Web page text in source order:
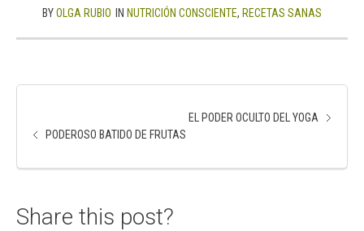
BYOLGA RUBIO IN NUTRICIÓN CONSCIENTE, RECETAS SANAS
EL PODER OCULTO DEL YOGA
PODEROSO BATIDO DE FRUTAS
Share this post?